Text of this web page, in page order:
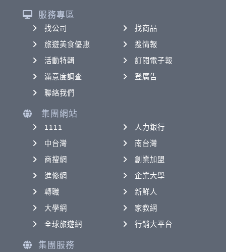
服務專區
找公司
找商品
旅遊美食優惠
搜情報
活動特輯
訂閱電子報
滿意度調查
登廣告
聯絡我們
集團網站
1111
人力銀行
中台灣
南台灣
商搜網
創業加盟
進修網
企業大學
轉職
新鮮人
大學網
家教網
全球旅遊網
行銷大平台
集團服務